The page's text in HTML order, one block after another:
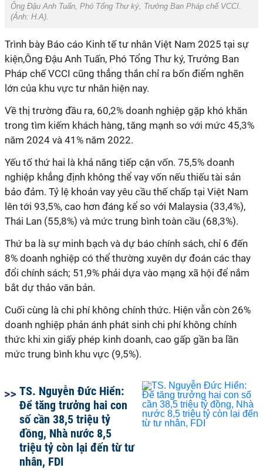
Ông Đậu Anh Tuấn, Phó Tổng Thư ký, Trưởng Ban Pháp chế VCCI.
(Ảnh: H.A).
Trình bày Báo cáo Kinh tế tư nhân Việt Nam 2025 tại sự
kiện,Ông Đậu Anh Tuấn, Phó Tổng Thư ký, Trưởng Ban
Pháp chế VCCI cũng thẳng thắn chỉ ra bốn điểm nghẽn
lớn của khu vực tư nhân hiện nay.
Về thị trường đầu ra, 60,2% doanh nghiệp gặp khó khăn
trong tìm kiếm khách hàng, tăng mạnh so với mức 45,3%
năm 2024 và 41% năm 2022.
Yếu tố thứ hai là khả năng tiếp cận vốn. 75,5% doanh
nghiệp khẳng định không thể vay vốn nếu thiếu tài sản
bảo đảm. Tỷ lệ khoản vay yêu cầu thế chấp tại Việt Nam
lên tới 93,5%, cao hơn đáng kể so với Malaysia (33,4%),
Thái Lan (55,8%) và mức trung bình toàn cầu (68,3%).
Thứ ba là sự minh bạch và dự báo chính sách, chỉ 6 đến
8% doanh nghiệp có thể thường xuyên dự đoán các thay
đổi chính sách; 51,9% phải dựa vào mạng xã hội để nắm
bắt dự thảo văn bản.
Cuối cùng là chi phí không chính thức. Hiện vẫn còn 26%
doanh nghiệp phản ánh phát sinh chi phí không chính
thức khi xin giấy phép kinh doanh, cao gấp gần ba lần
mức trung bình khu vực (9,5%).
TS. Nguyễn Đức Hiển:
Để tăng trưởng hai con
số cần 38,5 triệu tỷ
đồng, Nhà nước 8,5
triệu tỷ còn lại đến từ tư
nhân, FDI